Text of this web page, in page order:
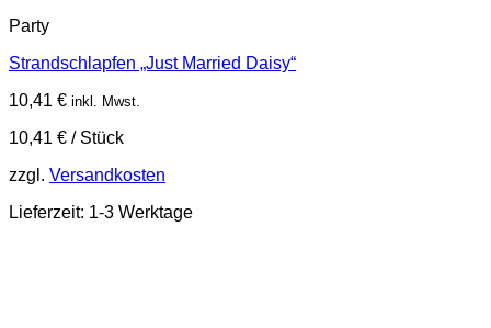
Party
Strandschlapfen „Just Married Daisy“
10,41 € inkl. Mwst.
10,41 € / Stück
zzgl. Versandkosten
Lieferzeit: 1-3 Werktage